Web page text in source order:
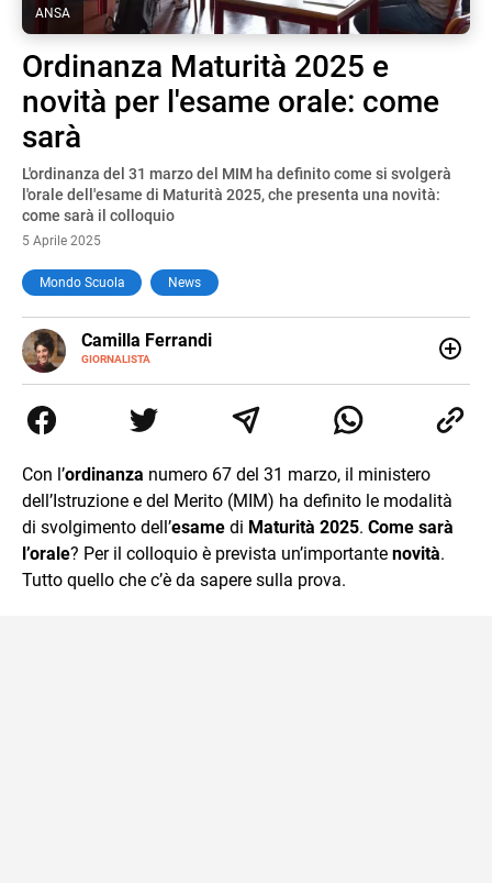
ANSA
Ordinanza Maturità 2025 e
novità per l'esame orale: come
sarà
L'ordinanza del 31 marzo del MIM ha definito come si svolgerà
l'orale dell'esame di Maturità 2025, che presenta una novità:
come sarà il colloquio
5 Aprile 2025
Mondo Scuola News
Camilla Ferrandi
GIORNALISTA
E-
MAIL
LINKEDIN
di trasformare la passione per la scrittura in un lavoro, e
da lì non mi sono più fermata. L’attualità è il mio pane
mente.
Con l’ordinanza numero 67 del 31 marzo, il ministero
dell’Istruzione e del Merito (MIM) ha definito le modalità
di svolgimento dell’esame di Maturità 2025. Come sarà
l’orale? Per il colloquio è prevista un’importante novità.
Tutto quello che c’è da sapere sulla prova.